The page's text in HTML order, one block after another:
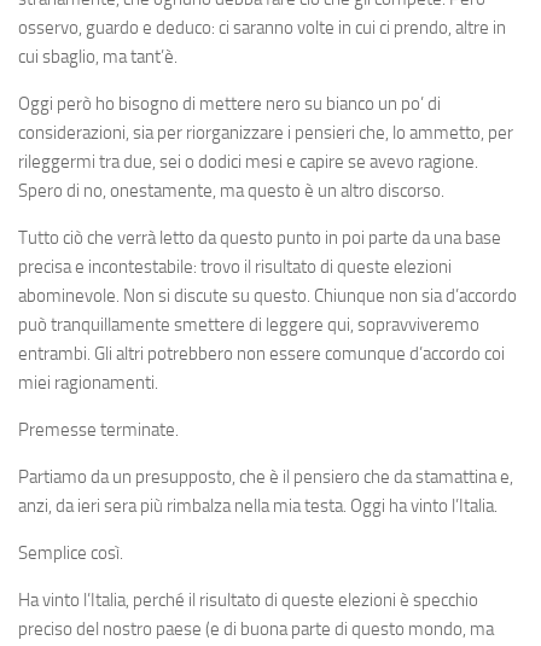
osservo, guardo e deduco: ci saranno volte in cui ci prendo, altre in
cui sbaglio, ma tant’è.
Oggi però ho bisogno di mettere nero su bianco un po’ di
considerazioni, sia per riorganizzare i pensieri che, lo ammetto, per
rileggermi tra due, sei o dodici mesi e capire se avevo ragione.
Spero di no, onestamente, ma questo è un altro discorso.
Tutto ciò che verrà letto da questo punto in poi parte da una base
precisa e incontestabile: trovo il risultato di queste elezioni
abominevole. Non si discute su questo. Chiunque non sia d’accordo
può tranquillamente smettere di leggere qui, sopravviveremo
entrambi. Gli altri potrebbero non essere comunque d’accordo coi
miei ragionamenti.
Premesse terminate.
Partiamo da un presupposto, che è il pensiero che da stamattina e,
anzi, da ieri sera più rimbalza nella mia testa. Oggi ha vinto l’Italia.
Semplice così.
Ha vinto l’Italia, perché il risultato di queste elezioni è specchio
preciso del nostro paese (e di buona parte di questo mondo, ma